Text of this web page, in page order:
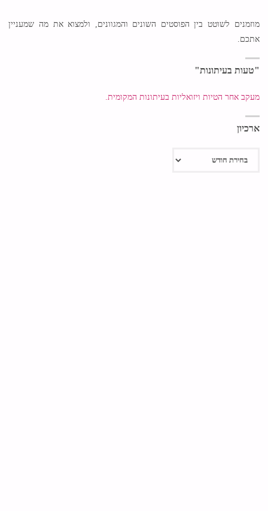
מוזמנים לשוטט בין הפוסטים השונים והמגוונים, ולמצוא את מה שמעניין
אתכם.
"טעות בעיתונות"
מעקב אחר הטיות ויזואליות בעיתונות המקומית.
ארכיון